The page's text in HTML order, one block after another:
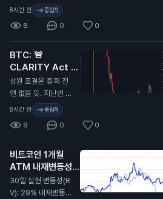
번에 CLARITY 법안
이 미뤄졌을 때 비트
코인 9.7만 달러에서
6.4만 달러로 떡락했
었음. 무슨 말인지 감
오지...
8시간 전 중립적
8 0 0
BTC: 🚨
CLARITY Act 또
연기…
N
상원 표결은 휴회 전
엔 없을 듯. 지난번 C
LARITY Act가 미뤄
졌을 때 비트코인이
9.7만 달러에서 6.4
만 달러까지 떡락했었
지. 무슨 뜻인지 알
지…
8시간 전 중립적
9 0 0
비트코인 1개월
ATM 내재변동성
(IV): 32%
N
30일 실현 변동성(R
V): 29% 내재변동성